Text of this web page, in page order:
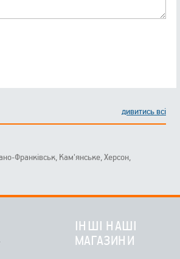
дивитись всі
Франківськ, Кам'янське, Херсон,
ІНШІ НАШІ
МАГАЗИНИ